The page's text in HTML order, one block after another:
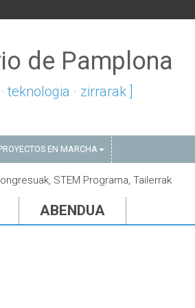
de Pamplona
teknologia · zirrarak ]
EN MARCHA
STEM Programa, Tailerrak
ABENDUA